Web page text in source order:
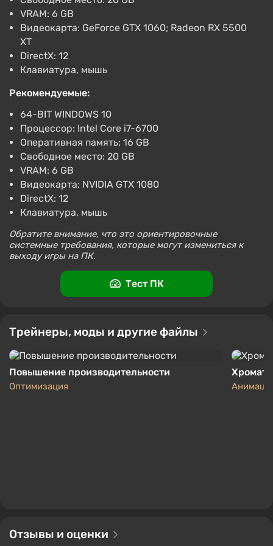
бродячих духов — блуждающих душ исчезнувших
в начале игры жителей Токио. Их можно будет
вернуть в реальный мир — в этом герою помогут
особые телефонные автомат, которые создал
друг Кей-Кея. За возвращение духов персонаж
сможет освоить новые умения.
[Standard]
943 ₽
-15% по промокоду SUMMER
Boosted
PlayStation 4
Поддержка на VGTimes
GhostWire Tokyo (PC) [Global] [Deluxe
Edition]
1079 ₽
-15% по промокоду SUMMER
Boosted
Keysforgamers 4.3855 отзывов
Поддержка на VGTimes
GhostWire Tokyo (PC) [Europe] [Deluxe
Edition]
-15% по промокоду SUMMER
Keysforgamers 4.3855 отзывов
Промокоды
Поддержка на VGTimes
VRAM: 6 GB
Видеокарта: GeForce GTX 1060; Radeon RX 5500
XT
DirectX: 12
Клавиатура, мышь
Рекомендуемые:
64-BIT WINDOWS 10
Процессор: Intel Core i7-6700
Оперативная память: 16 GB
Свободное место: 20 GB
VRAM: 6 GB
Видеокарта: NVIDIA GTX 1080
DirectX: 12
Клавиатура, мышь
Обратите внимание, что это ориентировочные
системные требования, которые могут измениться к
выходу игры на ПК.
Тест ПК
Трейнеры, моды и другие файлы
Повышение производительности
Оптимизация
Отзывы и оценки